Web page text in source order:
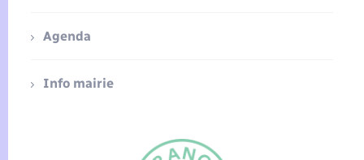
Agenda
Info mairie